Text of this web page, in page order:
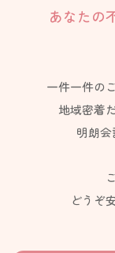
あなたの
一件一件の
地域密着
明朗会
どうぞ